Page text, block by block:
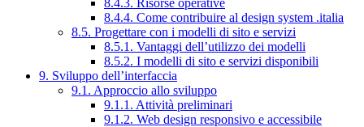
8.4.4. Come contribuire al design system .italia
8.5. Progettare con i modelli di sito e servizi
8.5.1. Vantaggi dell’utilizzo dei modelli
8.5.2. I modelli di sito e servizi disponibili
9. Sviluppo dell’interfaccia
9.1. Approccio allo sviluppo
9.1.1. Attività preliminari
9.1.2. Web design responsivo e accessibile